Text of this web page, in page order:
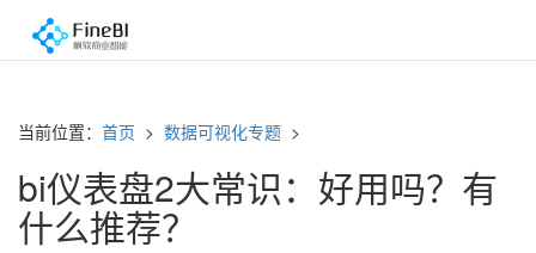
当前位置： 首页 > 数据可视化专题 >
bi仪表盘2大常识：好用吗？有
什么推荐？